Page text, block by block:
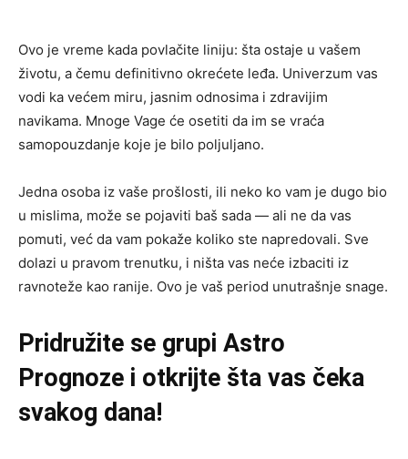
Ovo je vreme kada povlačite liniju: šta ostaje u vašem
životu, a čemu definitivno okrećete leđa. Univerzum vas
vodi ka većem miru, jasnim odnosima i zdravijim
navikama. Mnoge Vage će osetiti da im se vraća
samopouzdanje koje je bilo poljuljano.
Jedna osoba iz vaše prošlosti, ili neko ko vam je dugo bio
u mislima, može se pojaviti baš sada — ali ne da vas
pomuti, već da vam pokaže koliko ste napredovali. Sve
dolazi u pravom trenutku, i ništa vas neće izbaciti iz
ravnoteže kao ranije. Ovo je vaš period unutrašnje snage.
Pridružite se grupi Astro
Prognoze i otkrijte šta vas čeka
svakog dana!